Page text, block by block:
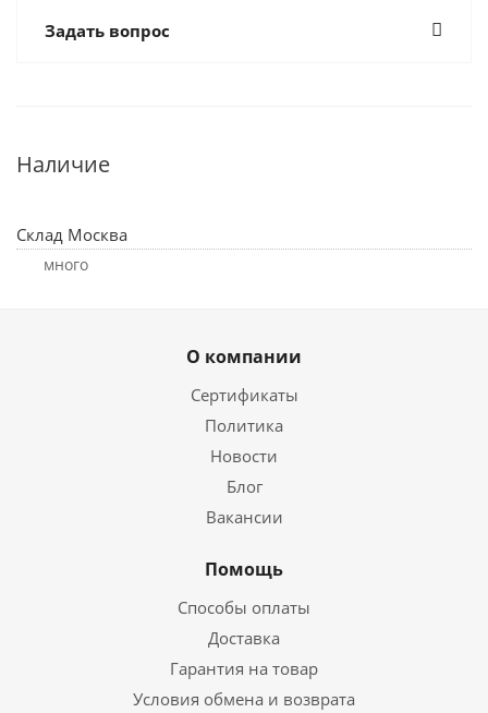
Задать вопрос
Наличие
Склад Москва
Много
О компании
Сертификаты
Политика
Новости
Блог
Вакансии
Помощь
Способы оплаты
Доставка
Гарантия на товар
Условия обмена и возврата